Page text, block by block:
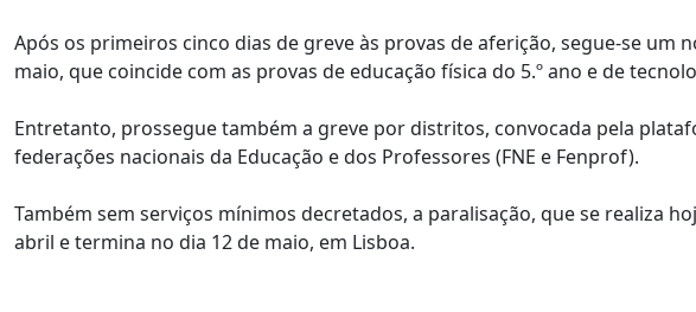
Após os primeiros cinco dias de greve às provas de aferição, segue-se um
maio, que coincide com as provas de educação física do 5.º ano e de
Entretanto, prossegue também a greve por distritos, convocada pela
federações nacionais da Educação e dos Professores (FNE e Fenprof).
Também sem serviços mínimos decretados, a paralisação, que se realiza
abril e termina no dia 12 de maio, em Lisboa.